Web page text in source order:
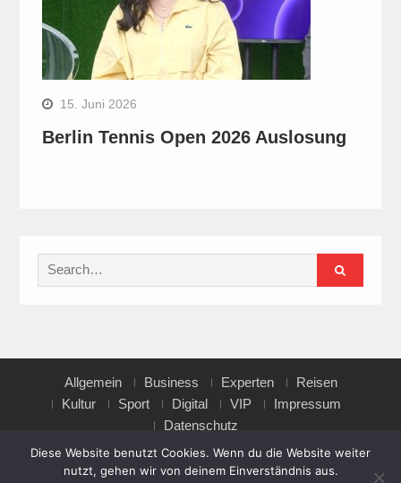
15. Juni 2026
Berlin Tennis Open 2026 Auslosung
Search
for:
Allgemein Business Experten
Reisen
Kultur
Sport Digital VIP
Impressum
Datenschutz
Copyright © All rights reserved.
Diese Website benutzt Cookies. Wenn du die Website weiter
nutzt, gehen wir von deinem Einverständnis aus.